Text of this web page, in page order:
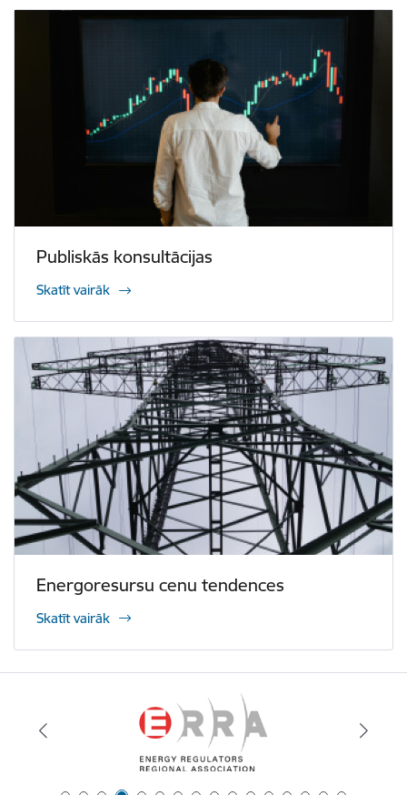
Publiskās konsultācijas
Skatīt vairāk
Energoresursu cenu tendences
Skatīt vairāk